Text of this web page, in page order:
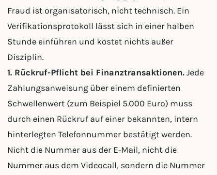
Fraud ist organisatorisch, nicht technisch. Ein
Verifikationsprotokoll lässt sich in einer halben
Stunde einführen und kostet nichts außer
Disziplin.
1. Rückruf-Pflicht bei Finanztransaktionen.Jede
Zahlungsanweisung über einem definierten
Schwellenwert (zum Beispiel 5.000 Euro) muss
durch einen Rückruf auf einer bekannten, intern
hinterlegten Telefonnummer bestätigt werden.
Nicht die Nummer aus der E-Mail, nicht die
Nummer aus dem Videocall, sondern die Nummer